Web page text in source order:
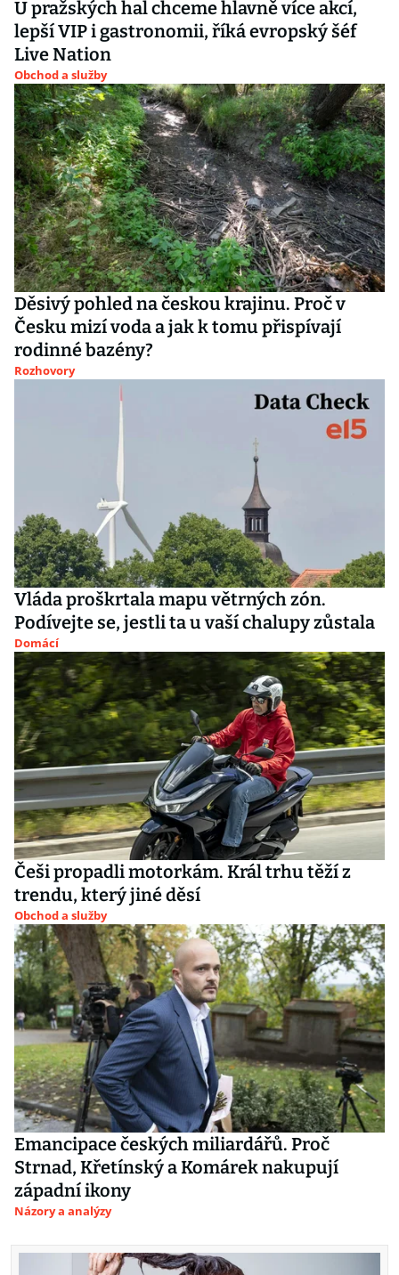
U pražských hal chceme hlavně více akcí,
lepší VIP i gastronomii, říká evropský šéf
Live Nation
Obchod a služby
Děsivý pohled na českou krajinu. Proč v
Česku mizí voda a jak k tomu přispívají
rodinné bazény?
Rozhovory
Vláda proškrtala mapu větrných zón.
Podívejte se, jestli ta u vaší chalupy zůstala
Domácí
Češi propadli motorkám. Král trhu těží z
trendu, který jiné děsí
Obchod a služby
Emancipace českých miliardářů. Proč
Strnad, Křetínský a Komárek nakupují
západní ikony
Názory a analýzy